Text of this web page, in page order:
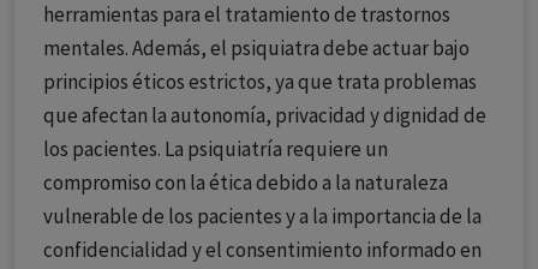
herramientas para el tratamiento de trastornos
mentales. Además, el psiquiatra debe actuar bajo
principios éticos estrictos, ya que trata problemas
que afectan la autonomía, privacidad y dignidad de
los pacientes. La psiquiatría requiere un
compromiso con la ética debido a la naturaleza
vulnerable de los pacientes y a la importancia de la
confidencialidad y el consentimiento informado en